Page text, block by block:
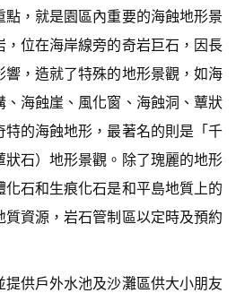
，就是園區內重要的海蝕地形景
，位在海岸線旁的奇岩巨石，因長
響，造就了特殊的地形景觀，如海
、海蝕崖、風化窗、海蝕洞、蕈狀
特的海蝕地形，最著名的則是「千
狀石）地形景觀。除了瑰麗的地形
石和生痕化石是和平島地質上的
質資源，岩石管制區以定時及預約
提供戶外水池及沙灘區供大小朋友